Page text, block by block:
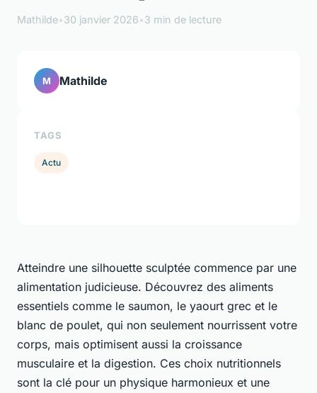
Mathilde•30 janvier 2026•3 min de lecture
Atteindre une silhouette sculptée commence par une
alimentation judicieuse. Découvrez des aliments
essentiels comme le saumon, le yaourt grec et le
blanc de poulet, qui non seulement nourrissent votre
corps, mais optimisent aussi la croissance
musculaire et la digestion. Ces choix nutritionnels
sont la clé pour un physique harmonieux et une
M Mathilde
TAGS
Actu